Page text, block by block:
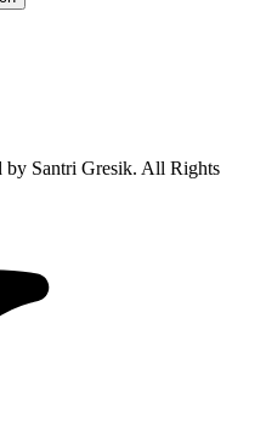
Santri Gresik. All Rights